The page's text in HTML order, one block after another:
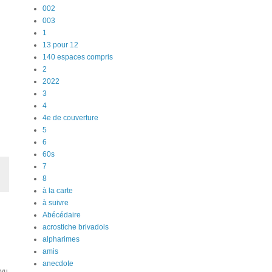
002
003
1
13 pour 12
140 espaces compris
2
2022
3
4
4e de couverture
5
6
60s
7
8
à la carte
à suivre
Abécédaire
acrostiche brivadois
alpharimes
amis
anecdote